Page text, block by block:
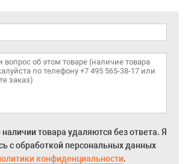
товара удаляются без ответа. Я
с обработкой персональных данных
конфиденциальности.